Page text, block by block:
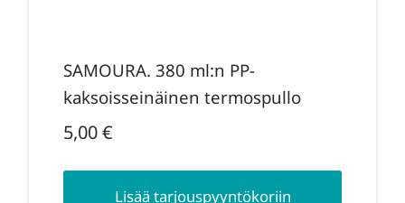
SAMOURA. 380 ml:n PP-
kaksoisseinäinen termospullo
5,00€
Lisää tarjouspyyntökoriin